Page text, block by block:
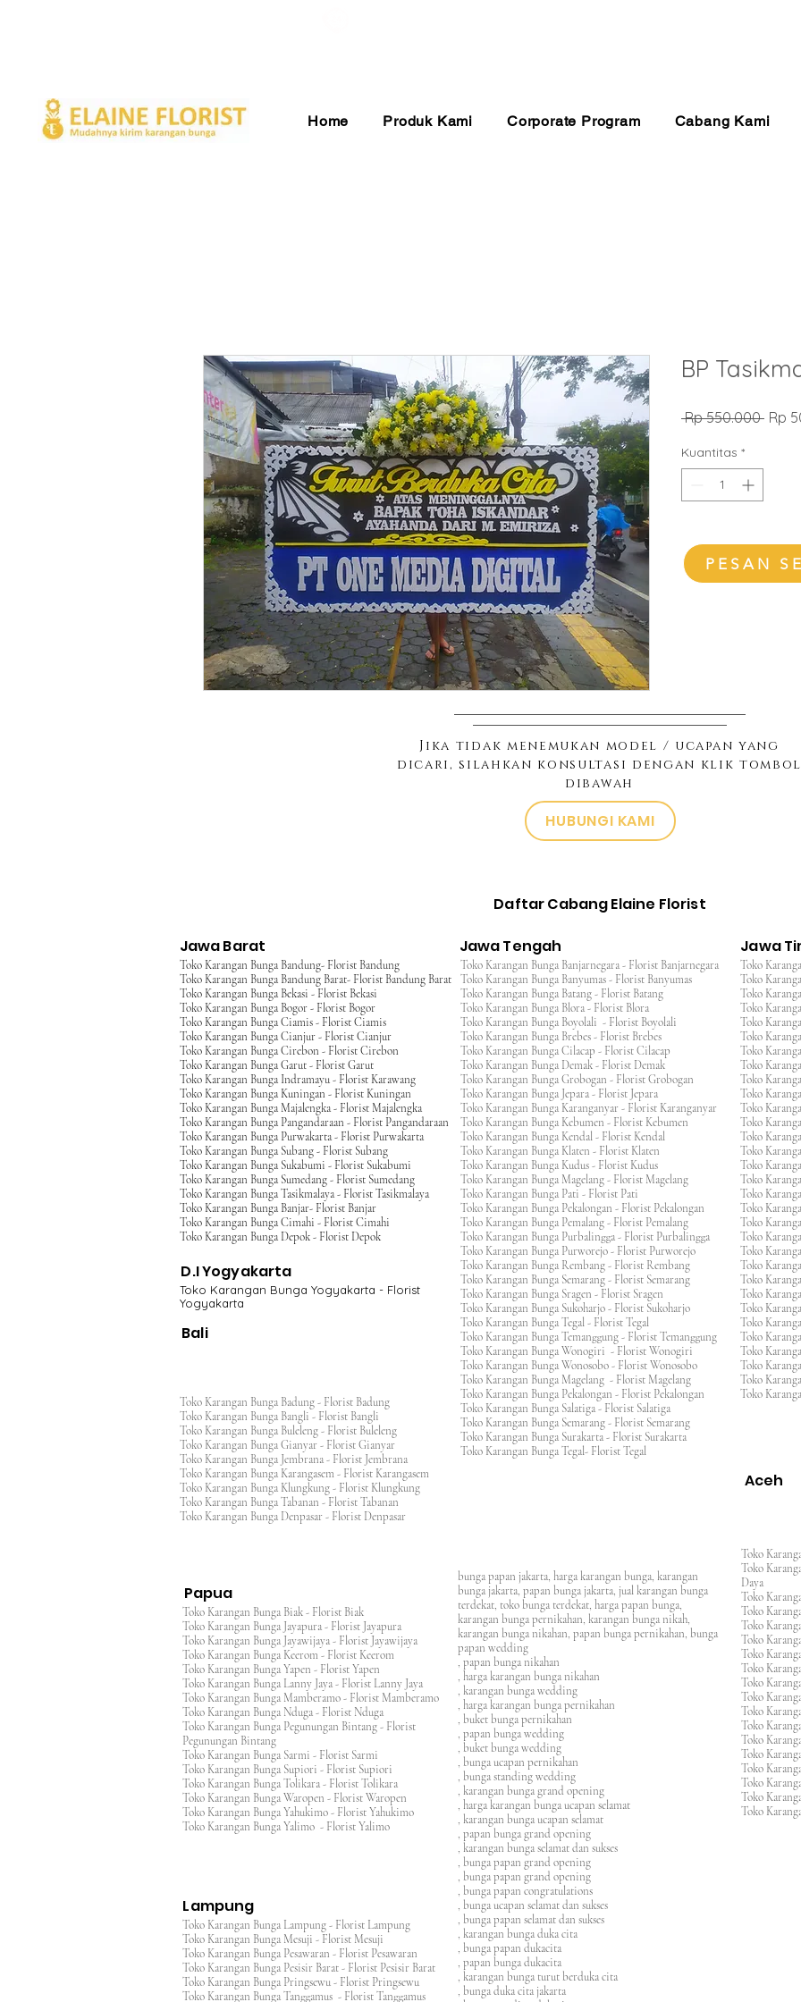
Home Produk Kami Corporate Program Cabang Kami
BP
Rp 550.000 Rp
Kuantitas *
PESAN
Jika tidak menemukan model / ucapan yang
dicari, silahkan konsultasi dengan klik tombol
dibawah
HUBUNGI KAMI
Daftar Cabang Elaine Florist
Jawa Barat Jawa Tengah Jawa
Toko Karangan Bunga Bandung- Florist Bandung
Toko Karangan Bunga Bandung Barat- Florist Bandung Barat
Toko Karangan Bunga Bekasi - Florist Bekasi
Toko Karangan Bunga Bogor - Florist Bogor
Toko Karangan Bunga Ciamis - Florist Ciamis
Toko Karangan Bunga Cianjur - Florist Cianjur
Toko Karangan Bunga Cirebon - Florist Cirebon
Toko Karangan Bunga Garut - Florist Garut
Toko Karangan Bunga Indramayu - Florist Karawang
Toko Karangan Bunga Kuningan - Florist Kuningan
Toko Karangan Bunga Majalengka - Florist Majalengka
Toko Karangan Bunga Pangandaraan - Florist Pangandaraan
Toko Karangan Bunga Purwakarta - Florist Purwakarta
Toko Karangan Bunga Subang - Florist Subang
Toko Karangan Bunga Sukabumi - Florist Sukabumi
Toko Karangan Bunga Sumedang - Florist Sumedang
Toko Karangan Bunga Tasikmalaya - Florist Tasikmalaya
Toko Karangan Bunga Banjar- Florist Banjar
Toko Karangan Bunga Cimahi - Florist Cimahi
Toko Karangan Bunga Depok - Florist Depok
D.I Yogyakarta
Toko Karangan Bunga Yogyakarta - Florist
Yogyakarta
Bali
Toko Karangan Bunga Badung - Florist Badung
Toko Karangan Bunga Bangli - Florist Bangli
Toko Karangan Bunga Buleleng - Florist Buleleng
Toko Karangan Bunga Gianyar - Florist Gianyar
Toko Karangan Bunga Jembrana - Florist Jembrana
Toko Karangan Bunga Karangasem - Florist Karangasem
Toko Karangan Bunga Klungkung - Florist Klungkung
Toko Karangan Bunga Tabanan - Florist Tabanan
Toko Karangan Bunga Denpasar - Florist Denpasar
Toko Karangan Bunga Banjarnegara - Florist Banjarnegara
Toko Karangan Bunga Banyumas - Florist Banyumas
Toko Karangan Bunga Batang - Florist Batang
Toko Karangan Bunga Blora - Florist Blora
Toko Karangan Bunga Boyolali - Florist Boyolali
Toko Karangan Bunga Brebes - Florist Brebes
Toko Karangan Bunga Cilacap - Florist Cilacap
Toko Karangan Bunga Demak - Florist Demak
Toko Karangan Bunga Grobogan - Florist Grobogan
Toko Karangan Bunga Jepara - Florist Jepara
Toko Karangan Bunga Karanganyar - Florist Karanganyar
Toko Karangan Bunga Kebumen - Florist Kebumen
Toko Karangan Bunga Kendal - Florist Kendal
Toko Karangan Bunga Klaten - Florist Klaten
Toko Karangan Bunga Kudus - Florist Kudus
Toko Karangan Bunga Magelang - Florist Magelang
Toko Karangan Bunga Pati - Florist Pati
Toko Karangan Bunga Pekalongan - Florist Pekalongan
Toko Karangan Bunga Pemalang - Florist Pemalang
Toko Karangan Bunga Purbalingga - Florist Purbalingga
Toko Karangan Bunga Purworejo - Florist Purworejo
Toko Karangan Bunga Rembang - Florist Rembang
Toko Karangan Bunga Semarang - Florist Semarang
Toko Karangan Bunga Sragen - Florist Sragen
Toko Karangan Bunga Sukoharjo - Florist Sukoharjo
Toko Karangan Bunga Tegal - Florist Tegal
Toko Karangan Bunga Temanggung - Florist Temanggung
Toko Karangan Bunga Wonogiri - Florist Wonogiri
Toko Karangan Bunga Wonosobo - Florist Wonosobo
Toko Karangan Bunga Magelang - Florist Magelang
Toko Karangan Bunga Pekalongan - Florist Pekalongan
Toko Karangan Bunga Salatiga - Florist Salatiga
Toko Karangan Bunga Semarang - Florist Semarang
Toko Karangan Bunga Surakarta - Florist Surakarta
Toko Karangan Bunga Tegal- Florist Tegal
Toko
Toko
Toko
Toko
Toko
Toko
Toko
Toko
Toko
Toko
Toko
Toko
Toko
Toko
Toko
Toko
Toko
Toko
Toko
Toko
Toko
Toko
Toko
Toko
Toko
Toko
Toko
Toko
Toko
Toko
Toko
Aceh
Lampung
Papua
Toko Karangan Bunga Biak - Florist Biak
Toko Karangan Bunga Jayapura - Florist Jayapura
Toko Karangan Bunga Jayawijaya - Florist Jayawijaya
Toko Karangan Bunga Keerom - Florist Keerom
Toko Karangan Bunga Yapen - Florist Yapen
Toko Karangan Bunga Lanny Jaya - Florist Lanny Jaya
Toko Karangan Bunga Mamberamo - Florist Mamberamo
Toko Karangan Bunga Nduga - Florist Nduga
Toko Karangan Bunga Pegunungan Bintang - Florist
Pegunungan Bintang
Toko Karangan Bunga Sarmi - Florist Sarmi
Toko Karangan Bunga Supiori - Florist Supiori
Toko Karangan Bunga Tolikara - Florist Tolikara
Toko Karangan Bunga Waropen - Florist Waropen
Toko Karangan Bunga Yahukimo - Florist Yahukimo
Toko Karangan Bunga Yalimo - Florist Yalimo
Toko Karangan Bunga Lampung - Florist Lampung
Toko Karangan Bunga Mesuji - Florist Mesuji
Toko Karangan Bunga Pesawaran - Florist Pesawaran
Toko Karangan Bunga Pesisir Barat - Florist Pesisir Barat
Toko Karangan Bunga Pringsewu - Florist Pringsewu
Toko Karangan Bunga Tanggamus - Florist Tanggamus
bunga papan jakarta, harga karangan bunga, karangan
bunga jakarta, papan bunga jakarta, jual karangan bunga
terdekat, toko bunga terdekat, harga papan bunga,
karangan bunga pernikahan, karangan bunga nikah,
karangan bunga nikahan, papan bunga pernikahan, bunga
papan wedding
, papan bunga nikahan
, harga karangan bunga nikahan
, karangan bunga wedding
, harga karangan bunga pernikahan
, buket bunga pernikahan
, papan bunga wedding
, buket bunga wedding
, bunga ucapan pernikahan
, bunga standing wedding
, karangan bunga grand opening
, harga karangan bunga ucapan selamat
, karangan bunga ucapan selamat
, papan bunga grand opening
, karangan bunga selamat dan sukses
, bunga papan grand opening
, bunga papan grand opening
, bunga papan congratulations
, bunga ucapan selamat dan sukses
, bunga papan selamat dan sukses
, karangan bunga duka cita
, bunga papan dukacita
, papan bunga dukacita
, karangan bunga turut berduka cita
, bunga duka cita jakarta
Toko
Toko
Daya
Toko
Toko
Toko
Toko
Toko
Toko
Toko
Toko
Toko
Toko
Toko
Toko
Toko
Toko
Toko
Toko